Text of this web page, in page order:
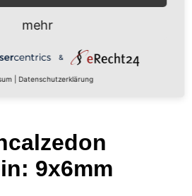
Platform
9x6mm
mehr
&
Datenschutzerklärung